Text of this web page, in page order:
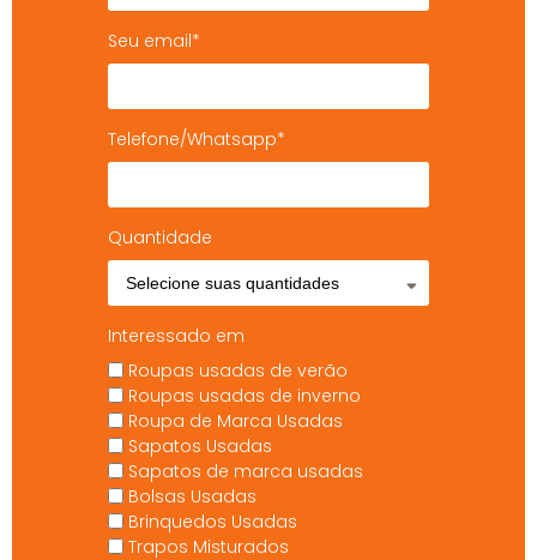
Seu email*
Telefone/Whatsapp*
Quantidade
Interessado em
Roupas usadas de verão
Roupas usadas de inverno
Roupa de Marca Usadas
Sapatos Usadas
Sapatos de marca usadas
Bolsas Usadas
Brinquedos Usadas
Trapos Misturados